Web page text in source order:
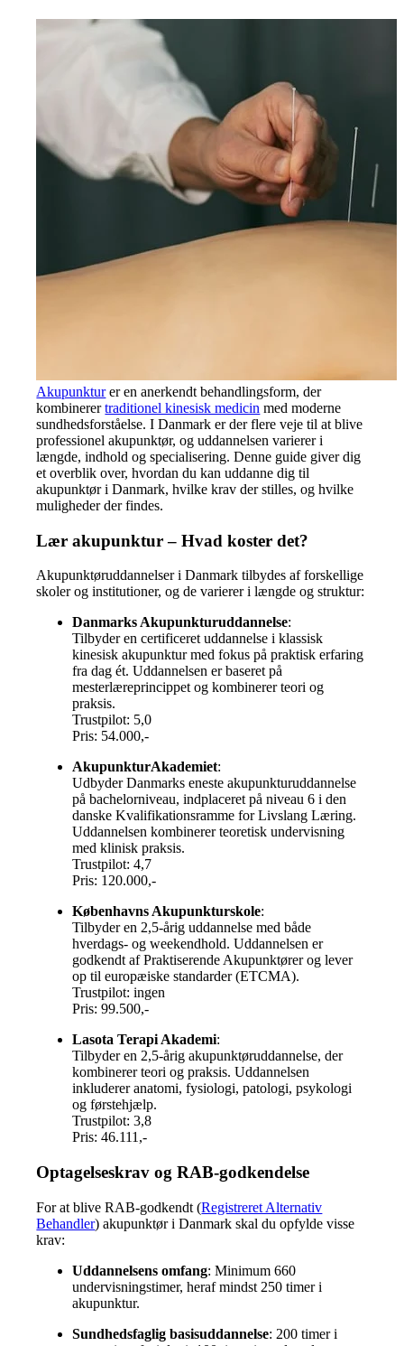
Akupunkturer en anerkendt behandlingsform, der
kombinerertraditionel kinesisk medicin med moderne
sundhedsforståelse. I Danmark er der flere veje til at blive
professionel akupunktør, og uddannelsen varierer i
længde, indhold og specialisering. Denne guide giver dig
et overblik over, hvordan du kan uddanne dig til
akupunktør i Danmark, hvilke krav der stilles, og hvilke
muligheder der findes.
Lær akupunktur – Hvad koster det?
Akupunktøruddannelser i Danmark tilbydes af forskellige
skoler og institutioner, og de varierer i længde og struktur:
Danmarks Akupunkturuddannelse:
Tilbyder en certificeret uddannelse i klassisk
kinesisk akupunktur med fokus på praktisk erfaring
fra dag ét. Uddannelsen er baseret på
mesterlæreprincippet og kombinerer teori og
praksis.
Trustpilot: 5,0
Pris: 54.000,-
AkupunkturAkademiet:
Udbyder Danmarks eneste akupunkturuddannelse
på bachelorniveau, indplaceret på niveau 6 i den
danske Kvalifikationsramme for Livslang Læring.
Uddannelsen kombinerer teoretisk undervisning
med klinisk praksis.
Trustpilot: 4,7
Pris: 120.000,-
Københavns Akupunkturskole:
Tilbyder en 2,5-årig uddannelse med både
hverdags- og weekendhold. Uddannelsen er
godkendt af Praktiserende Akupunktører og lever
op til europæiske standarder (ETCMA).
Trustpilot: ingen
Pris: 99.500,-
Lasota Terapi Akademi:
Tilbyder en 2,5-årig akupunktøruddannelse, der
kombinerer teori og praksis. Uddannelsen
inkluderer anatomi, fysiologi, patologi, psykologi
og førstehjælp.
Trustpilot: 3,8
Pris: 46.111,-
Optagelseskrav og RAB-godkendelse
For at blive RAB-godkendt (Registreret Alternativ
Behandler) akupunktør i Danmark skal du opfylde visse
krav:
Uddannelsens omfang:Minimum 660
undervisningstimer, heraf mindst 250 timer i
akupunktur.
Sundhedsfaglig basisuddannelse: 200 timer i